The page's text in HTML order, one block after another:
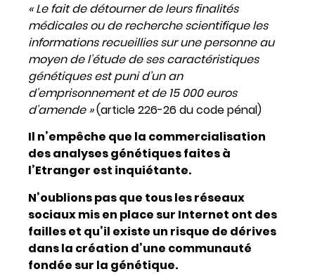
« Le fait de détourner de leurs finalités
médicales ou de recherche scientifique les
informations recueillies sur une personne au
moyen de l’étude de ses caractéristiques
génétiques est puni d’un an
d’emprisonnement et de 15 000 euros
d’amende »(article 226-26 du code pénal)
Il n’empêche que la commercialisation
des analyses génétiques faites à
l’Etranger est inquiétante.
N’oublions pas que tous les réseaux
sociaux mis en place sur Internet ont des
failles et qu’il existe un risque de dérives
dans la création d’une communauté
fondée sur la génétique.